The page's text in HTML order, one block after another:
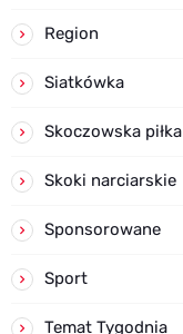
Region
Siatkówka
Skoczowska piłka
Skoki narciarskie
Sponsorowane
Sport
Temat Tygodnia